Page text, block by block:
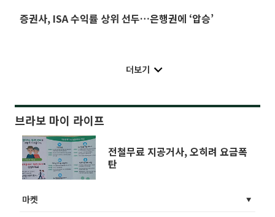
증권사, ISA 수익률 상위 선두…은행권에 ‘압승’
더보기
브라보 마이 라이프
전철무료 지공거사, 오히려 요금폭
탄
마켓